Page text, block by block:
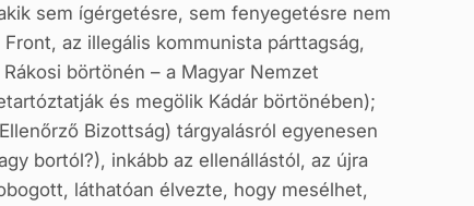
sem ígérgetésre, sem fenyegetésre nem
az illegális kommunista párttagság,
börtönén – a Magyar Nemzet
és megölik Kádár börtönében);
Bizottság) tárgyalásról egyenesen
bortól?), inkább az ellenállástól, az újra
láthatóan élvezte, hogy mesélhet,